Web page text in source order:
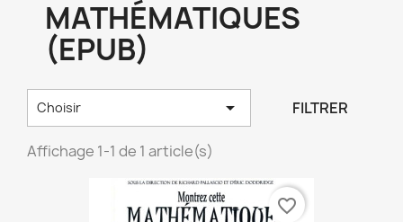
MATHÉMATIQUES
(EPUB)
Choisir  FILTRER
Affichage 1-1 de 1 article(s)
favorite_border